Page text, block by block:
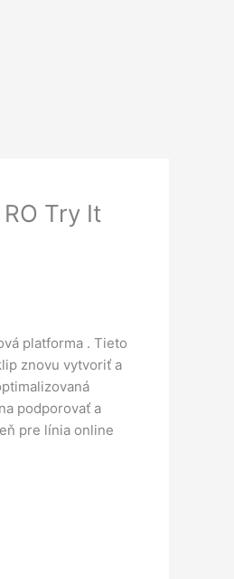
Try It
platforma . Tieto
znovu vytvoriť a
podporovať a
pre línia online